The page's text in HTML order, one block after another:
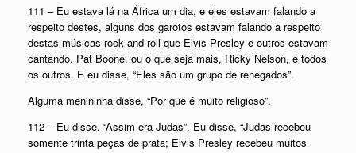
111 – Eu estava lá na África um dia, e eles estavam falando a
respeito destes, alguns dos garotos estavam falando a respeito
destas músicas rock and roll que Elvis Presley e outros estavam
cantando. Pat Boone, ou o que seja mais, Ricky Nelson, e todos
os outros. E eu disse, “Eles são um grupo de renegados”.
Alguma menininha disse, “Por que é muito religioso”.
112 – Eu disse, “Assim era Judas”. Eu disse, “Judas recebeu
somente trinta peças de prata; Elvis Presley recebeu muitos